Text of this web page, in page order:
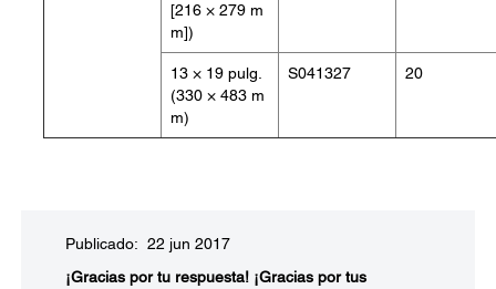
[216 × 279 m
m])
13 × 19 pulg.
(330 × 483 m
m)
S041327 20
Publicado: 22 jun 2017
¡Gracias por tu respuesta! ¡Gracias por tus